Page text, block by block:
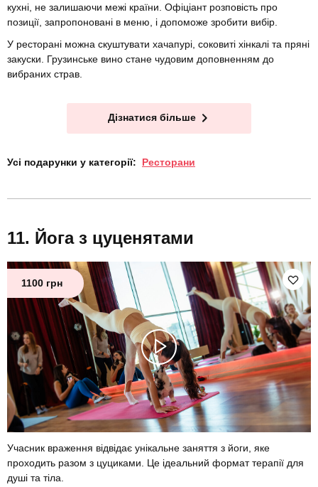
кухні, не залишаючи межі країни. Офіціант розповість про
позиції, запропоновані в меню, і допоможе зробити вибір.
У ресторані можна скуштувати хачапурі, соковиті хінкалі та пряні
закуски. Грузинське вино стане чудовим доповненням до
вибраних страв.
Дізнатися більше
Усі подарунки у категорії: Ресторани
Йога з цуценятами
1100 грн
Учасник враження відвідає унікальне заняття з йоги, яке
проходить разом з цуциками. Це ідеальний формат терапії для
душі та тіла.